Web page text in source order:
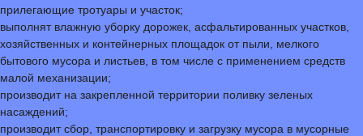
прилегающие тротуары и участок;
выполнят влажную уборку дорожек, асфальтированных участков,
хозяйственных и контейнерных площадок от пыли, мелкого
бытового мусора и листьев, в том числе с применением средств
малой механизации;
производит на закрепленной территории поливку зеленых
насаждений;
производит сбор, транспортировку и загрузку мусора в мусорные